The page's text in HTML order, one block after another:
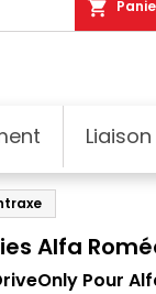
shopping_cart
Alfa
Pour